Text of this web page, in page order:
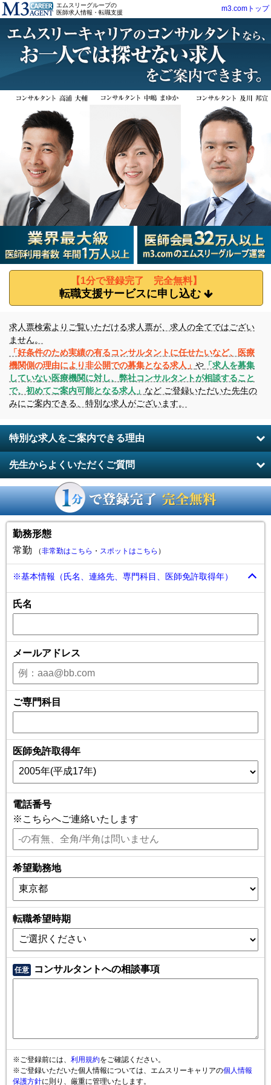
エムスリーグループの
医師求人情報・転職支援
m3.comトップ
【1分で登録完了 完全無料】
転職支援サービスに申し込む
求人票検索よりご覧いただける求人票が、求人の全てではござい
ません。
「好条件のため実績の有るコンサルタントに任せたいなど、医療
機関側の理由により非公開での募集となる求人」 や 「求人を募集
していない医療機関に対し、弊社コンサルタントが相談すること
で、初めてご案内可能となる求人」 など ご登録いただいた先生の
みにご案内できる、特別な求人がございます。
特別な求人をご案内できる理由
先生からよくいただくご質問
勤務形態
常勤
（非常勤はこちら ・ スポットはこちら ）
※基本情報（氏名、連絡先、専門科目、医師免許取得年）
氏名
メールアドレス
ご専門科目
医師免許取得年
電話番号
※こちらへご連絡いたします
希望勤務地
転職希望時期
任意 コンサルタントへの相談事項
※ご登録前には、 利用規約をご確認ください。
※ご登録いただいた個人情報については、エムスリーキャリアの個人情報
保護方針に則り、厳重に管理いたします。